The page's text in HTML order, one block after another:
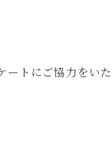
ートにご協力をいた